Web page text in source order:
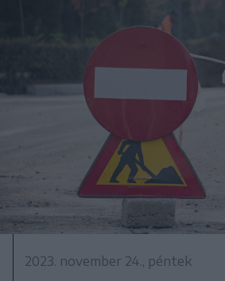
2023. november 24., péntek